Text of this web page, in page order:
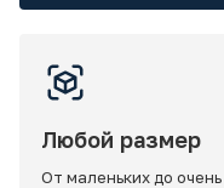
Любой размер
От маленьких до